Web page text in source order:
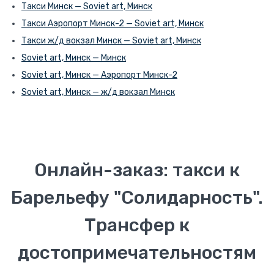
Такси Минск — Soviet art, Минск
Такси Аэропорт Минск-2 — Soviet art, Минск
Такси ж/д вокзал Минск — Soviet art, Минск
Soviet art, Минск — Минск
Soviet art, Минск — Аэропорт Минск-2
Soviet art, Минск — ж/д вокзал Минск
Онлайн-заказ: такси к
Барельефу "Солидарность".
Трансфер к
достопримечательностям